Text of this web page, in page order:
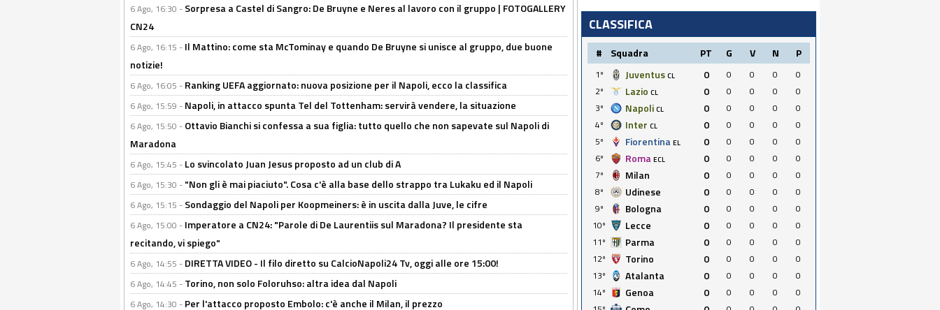
6 Ago, 16:30 - Sorpresa a Castel di Sangro: De Bruyne e Neres al lavoro con il gruppo | FOTOGALLERY
CN24
6 Ago, 16:15 - Il Mattino: come sta McTominay e quando De Bruyne si unisce al gruppo, due buone
notizie!
6 Ago, 16:05 - Ranking UEFA aggiornato: nuova posizione per il Napoli, ecco la classifica
6 Ago, 15:59 - Napoli, in attacco spunta Tel del Tottenham: servirà vendere, la situazione
6 Ago, 15:50 - Ottavio Bianchi si confessa a sua figlia: tutto quello che non sapevate sul Napoli di
Maradona
6 Ago, 15:45 - Lo svincolato Juan Jesus proposto ad un club di A
6 Ago, 15:30 - "Non gli è mai piaciuto". Cosa c'è alla base dello strappo tra Lukaku ed il Napoli
6 Ago, 15:15 - Sondaggio del Napoli per Koopmeiners: è in uscita dalla Juve, le cifre
6 Ago, 15:00 - Imperatore a CN24: "Parole di De Laurentiis sul Maradona? Il presidente sta
recitando, vi spiego"
6 Ago, 14:55 - DIRETTA VIDEO - Il filo diretto su CalcioNapoli24 Tv, oggi alle ore 15:00!
6 Ago, 14:45 - Torino, non solo Foloruhso: altra idea dal Napoli
6 Ago, 14:30 - Per l'attacco proposto Embolo: c'è anche il Milan, il prezzo
CLASSIFICA
# Squadra PT G V N P
1º Juventus CL 0 0 0 0
0
2º
Lazio CL 0 0 0 0
0
3º
Napoli CL 0 0 0 0
0
4º
Inter CL 0 0 0 0
0
5º
Fiorentina EL 0 0 0 0
0
6º
Roma ECL 0 0 0 0
0
7º
Milan 0 0 0 0
0
8º
Udinese 0 0 0 0
0
9º
Bologna 0 0 0 0
0
10º
Lecce 0 0 0 0
0
11º
Parma 0 0 0 0
0
12º
Torino 0 0 0 0
0
13º
Atalanta 0 0 0 0
0
14º
Genoa 0 0 0 0
0